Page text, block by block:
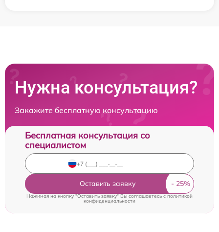
Нужна консультация?
Закажите бесплатную консультацию
Бесплатная консультация со
специалистом
Оставить заявку
Нажимая на кнопку "Оставить заявку" Вы соглашаетесь cполитикой
конфиденциальности